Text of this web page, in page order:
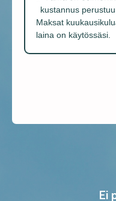
kustannus
Maksat
laina on käytössäsi.
Ei